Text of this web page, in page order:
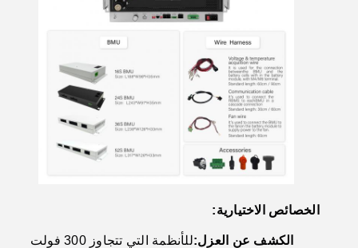
الخصائص الاختيارية:
الكشف عن العزل:للأنظمة التي تتجاوز 300 فولت